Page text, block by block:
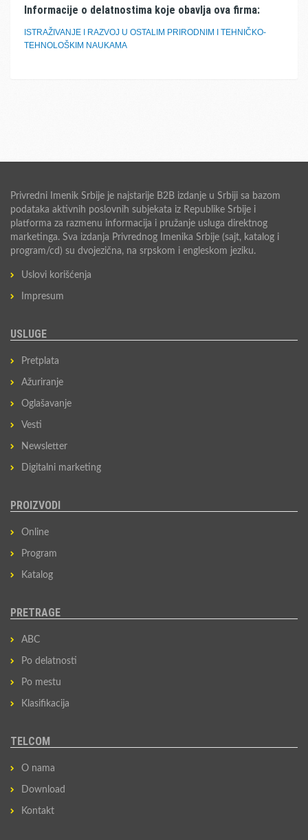
Informacije o delatnostima koje obavlja ova firma:
ISTRAŽIVANJE I RAZVOJ U OSTALIM PRIRODNIM I TEHNIČKO-
TEHNOLOŠKIM NAUKAMA
Privredni Imenik Srbije je najstarije B2B izdanje u Srbiji sa bazom
podataka aktivnih poslovnih subjekata iz Republike Srbije i
platforma za razmenu informacija i pružanje usluga direktnog
marketinga. Sva izdanja Privrednog Imenika Srbije (sajt, katalog i
program/cd) su dvojezična, na srpskom i engleskom jeziku.
Uslovi korišćenja
Impresum
USLUGE
Pretplata
Ažuriranje
Oglašavanje
Vesti
Newsletter
Digitalni marketing
PROIZVODI
Online
Program
Katalog
PRETRAGE
ABC
Po delatnosti
Po mestu
Klasifikacija
TELCOM
O nama
Download
Kontakt